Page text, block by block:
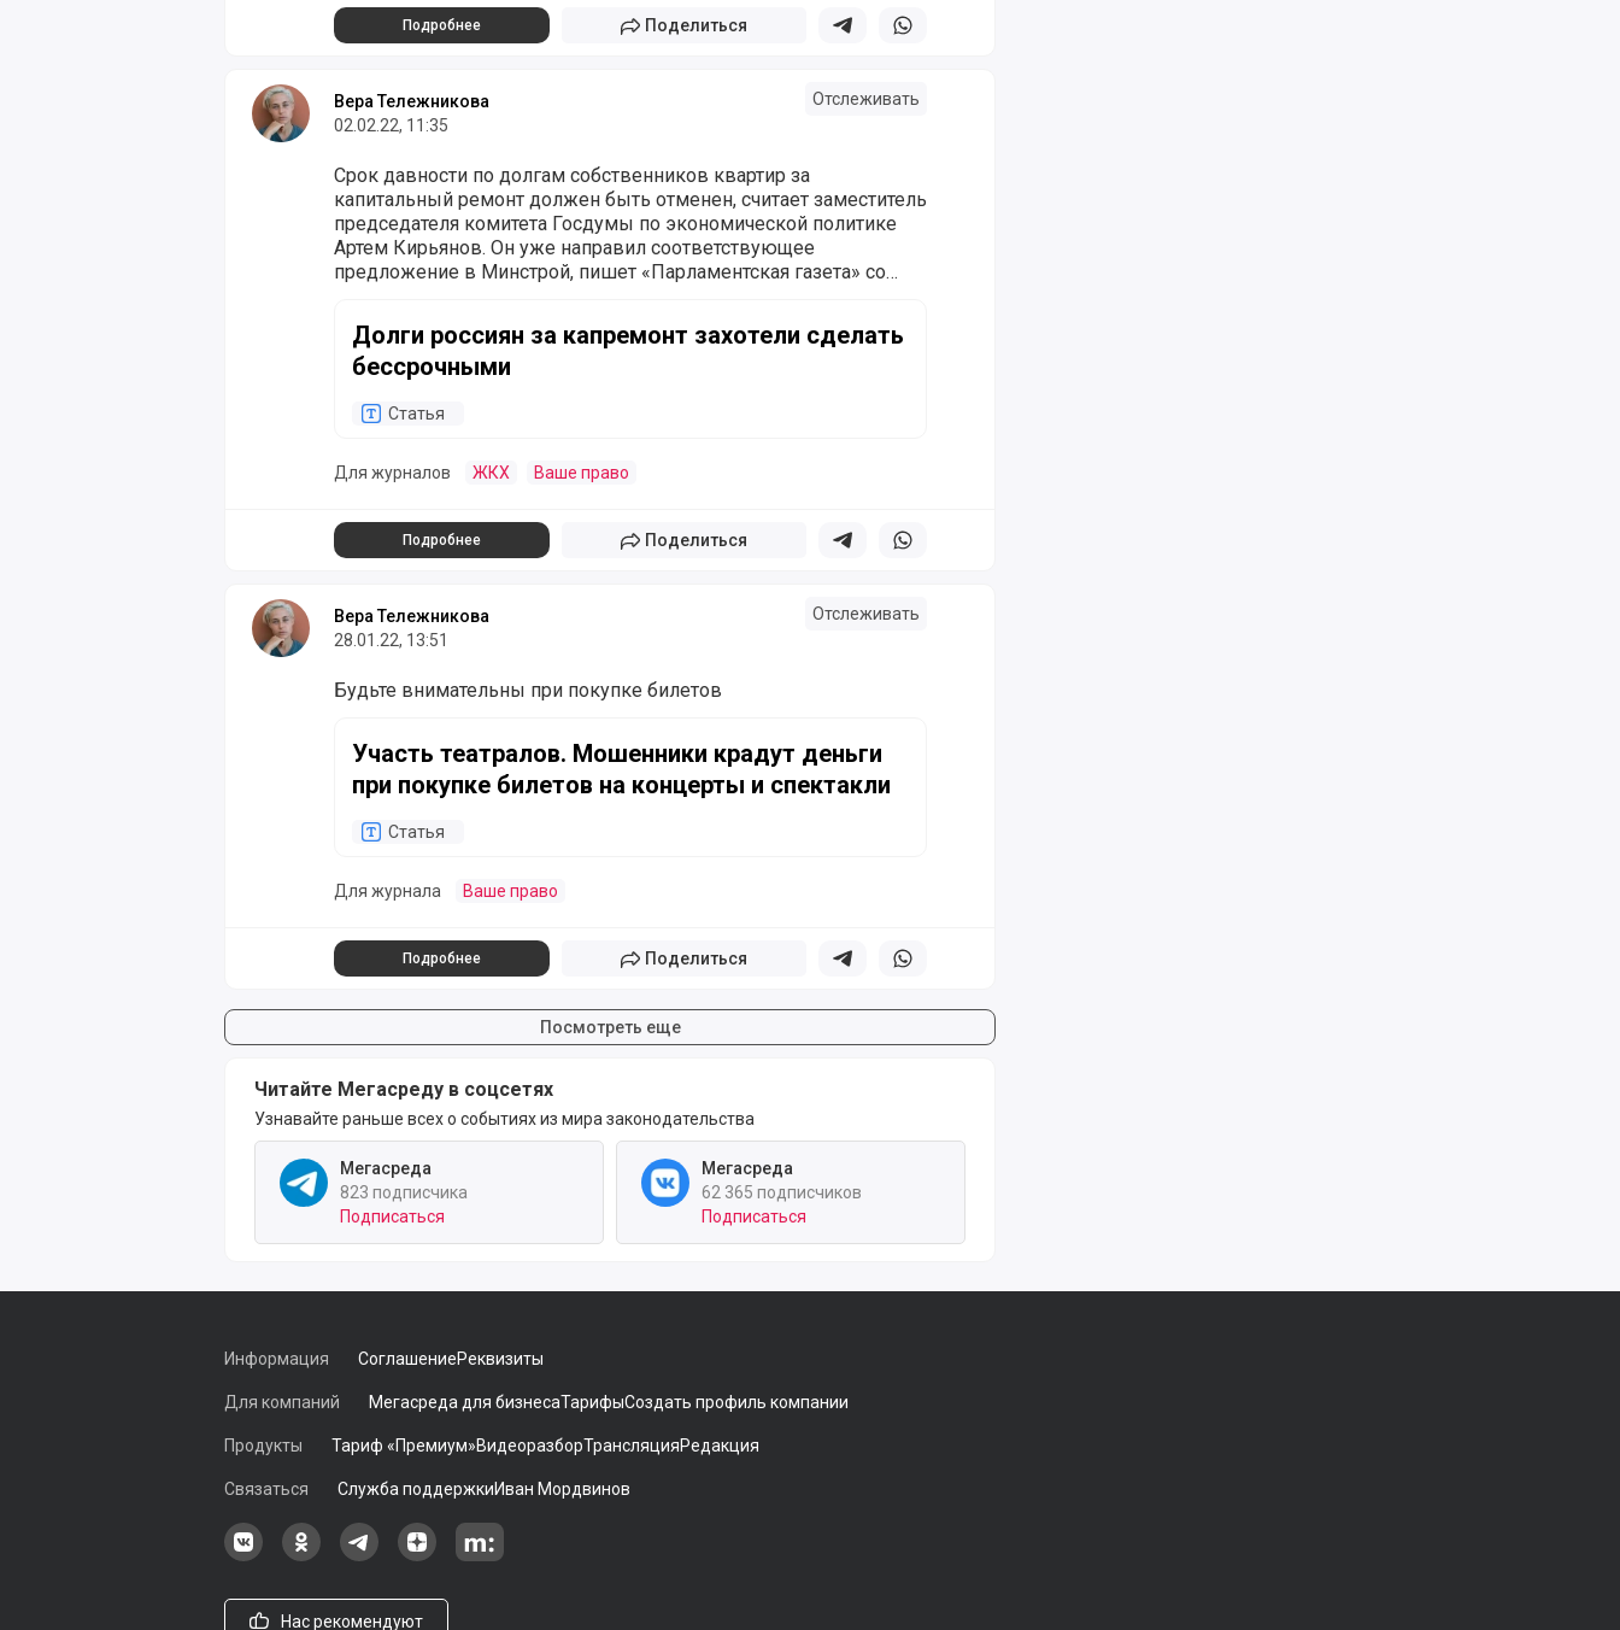
Подробнее Поделиться Поделиться в телеграм
Поделиться в whatsapp
Вера Тележникова
02.02.22, 11:35
Отслеживать
Срок давности по долгам собственников квартир за
капитальный ремонт должен быть отменен, считает заместитель
председателя комитета Госдумы по экономической политике
Артем Кирьянов. Он уже направил соответствующее
предложение в Минстрой, пишет «Парламентская газета» со
Долги россиян за капремонт захотели сделать
бессрочными
Статья
Для журналов ЖКХ Ваше право
Подробнее Поделиться Поделиться в телеграм
Поделиться в whatsapp
Вера Тележникова
28.01.22, 13:51
Отслеживать
Будьте внимательны при покупке билетов
Участь театралов. Мошенники крадут деньги
при покупке билетов на концерты и спектакли
Статья
Для журнала Ваше право
Подробнее Поделиться Поделиться в телеграм
Поделиться в whatsapp
Посмотреть еще
Читайте Мегасреду в соцсетях
Узнавайте раньше всех о событиях из мира законодательства
Мегасреда
823 подписчика
Подписаться
Мегасреда
62 365 подписчиков
Подписаться
Информация СоглашениеРеквизиты
Для компаний Мегасреда для бизнесаТарифыСоздать профиль компании
Продукты Тариф «Премиум»ВидеоразборТрансляцияРедакция
Связаться Служба поддержкиИван Мордвинов
Наша группа в ВКонтакте
Наша группа на Одноклассники[
Наша группа в Telegram
наш профиль на Дзен
Наш аккаунт на Мегасреде
Нас рекомендуют